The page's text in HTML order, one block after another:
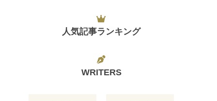
人気記事ランキング
WRITERS